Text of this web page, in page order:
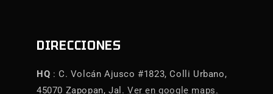
DIRECCIONES
HQ : C. Volcán Ajusco #1823, Colli Urbano,
45070 Zapopan, Jal. Ver en google maps.